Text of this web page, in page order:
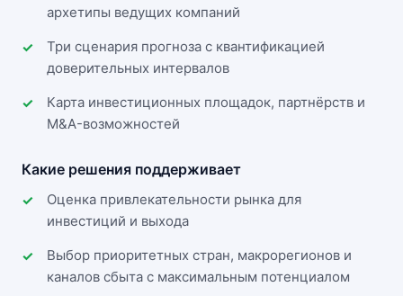
архетипы ведущих компаний
Три сценария прогноза с квантификацией
доверительных интервалов
Карта инвестиционных площадок, партнёрств и
M&A-возможностей
Какие решения поддерживает
Оценка привлекательности рынка для
инвестиций и выхода
Выбор приоритетных стран, макрорегионов и
каналов сбыта с максимальным потенциалом